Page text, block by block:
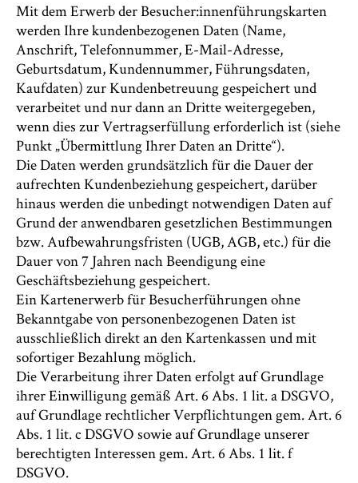
Mit dem Erwerb der Besucher:innenführungskarten
werden Ihre kundenbezogenen Daten (Name,
Anschrift, Telefonnummer, E-Mail-Adresse,
Geburtsdatum, Kundennummer, Führungsdaten,
Kaufdaten) zur Kundenbetreuung gespeichert und
verarbeitet und nur dann an Dritte weitergegeben,
wenn dies zur Vertragserfüllung erforderlich ist (siehe
Punkt „Übermittlung Ihrer Daten an Dritte“).
Die Daten werden grundsätzlich für die Dauer der
aufrechten Kundenbeziehung gespeichert, darüber
hinaus werden die unbedingt notwendigen Daten auf
Grund der anwendbaren gesetzlichen Bestimmungen
bzw. Aufbewahrungsfristen (UGB, AGB, etc.) für die
Dauer von 7 Jahren nach Beendigung eine
Geschäftsbeziehung gespeichert.
Ein Kartenerwerb für Besucherführungen ohne
Bekanntgabe von personenbezogenen Daten ist
ausschließlich direkt an den Kartenkassen und mit
sofortiger Bezahlung möglich.
Die Verarbeitung ihrer Daten erfolgt auf Grundlage
ihrer Einwilligung gemäß Art. 6 Abs. 1 lit. a DSGVO,
auf Grundlage rechtlicher Verpflichtungen gem. Art. 6
Abs. 1 lit. c DSGVO sowie auf Grundlage unserer
berechtigten Interessen gem. Art. 6 Abs. 1 lit. f
DSGVO.